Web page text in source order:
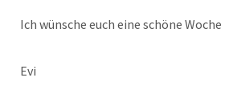
Ich wünsche euch eine schöne Woche
Evi